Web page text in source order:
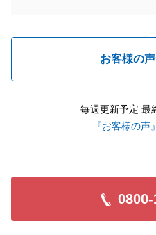
お客様の
毎週更新予定 最
『お客様の